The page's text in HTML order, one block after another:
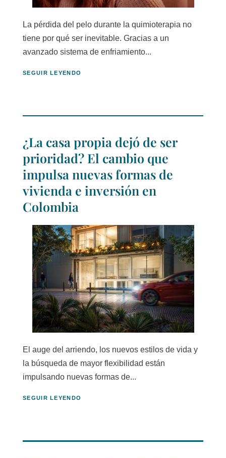
La pérdida del pelo durante la quimioterapia no
tiene por qué ser inevitable. Gracias a un
avanzado sistema de enfriamiento...
SEGUIR LEYENDO
¿La casa propia dejó de ser
prioridad? El cambio que
impulsa nuevas formas de
vivienda e inversión en
Colombia
El auge del arriendo, los nuevos estilos de vida y
la búsqueda de mayor flexibilidad están
impulsando nuevas formas de...
SEGUIR LEYENDO